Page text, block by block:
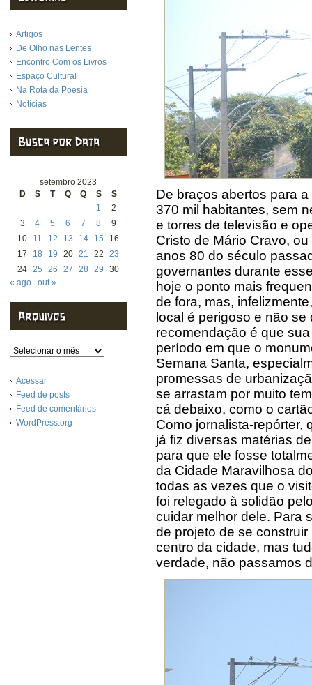
Artigos
De Olho nas Lentes
Encontro Com os Livros
Espaço Cultural
Na Rota da Poesia
Notícias
setembro 2023
D
S T Q Q S
S
1
2
3
4 5 6 7 8
9
10
11 12 13 14 15
16
17
18 19 20 21 22
23
24 25 26 27 28 29
30
« ago
out »
Arquivos
Acessar
Feed de posts
Feed de comentários
WordPress.org
De braços abertos para
370 mil habitantes, sem
e torres de televisão e
Cristo de Mário Cravo,
anos 80 do século
governantes durante
hoje o ponto mais
de fora, mas,
local é perigoso e não
recomendação é que
período em que o
Semana Santa,
promessas de
se arrastam por muito
cá debaixo, como o
Como jornalista-repórter,
já fiz diversas matérias
para que ele fosse
da Cidade Maravilhosa
todas as vezes que o
foi relegado à solidão
cuidar melhor dele. Para
de projeto de se
centro da cidade, mas
verdade, não passamos